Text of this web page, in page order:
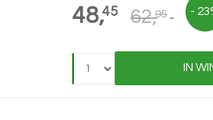
48,45 62,95 -
IN